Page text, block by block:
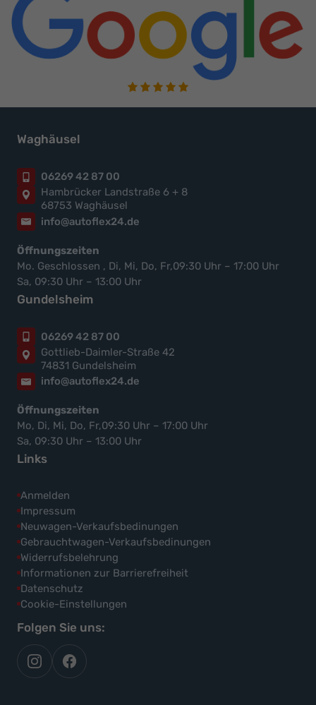
Waghäusel
06269 42 87 00
Hambrücker Landstraße 6 + 8
68753 Waghäusel
info@autoflex24.de
Öffnungszeiten
Mo. Geschlossen , Di, Mi, Do, Fr,09:30 Uhr – 17:00 Uhr
Sa, 09:30 Uhr – 13:00 Uhr
Gundelsheim
06269 42 87 00
Gottlieb-Daimler-Straße 42
74831 Gundelsheim
info@autoflex24.de
Öffnungszeiten
Mo, Di, Mi, Do, Fr,09:30 Uhr – 17:00 Uhr
Sa, 09:30 Uhr – 13:00 Uhr
Links
Anmelden
Impressum
Neuwagen-Verkaufsbedinungen
Gebrauchtwagen-Verkaufsbedinungen
Widerrufsbelehrung
Informationen zur Barrierefreiheit
Datenschutz
Cookie-Einstellungen
Folgen Sie uns:
autoflex
auf
autoflex24
auf